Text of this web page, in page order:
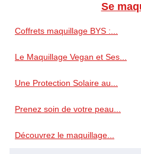
Se
Coffrets maquillage BYS :...
Le Maquillage Vegan et Ses...
Une Protection Solaire au...
Prenez soin de votre peau...
Découvrez le maquillage...